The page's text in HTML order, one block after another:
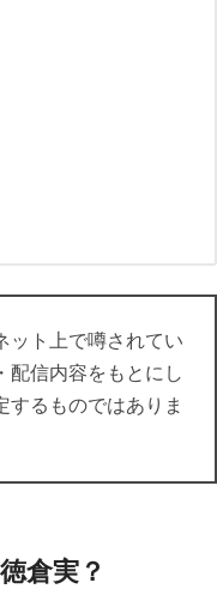
ット上で噂されてい
配信内容をもとにし
するものではありま
倉実？